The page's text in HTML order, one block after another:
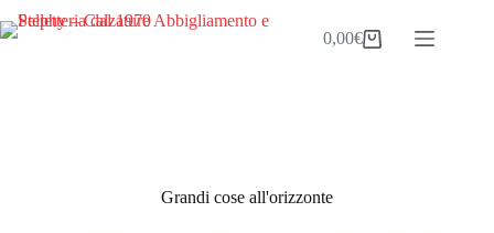
al
Carrello
0,00€
Grandi cose all'orizzonte